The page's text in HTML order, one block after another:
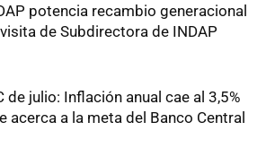
potencia recambio generacional
de Subdirectora de INDAP
de julio: Inflación anual cae al 3,5%
acerca a la meta del Banco Central